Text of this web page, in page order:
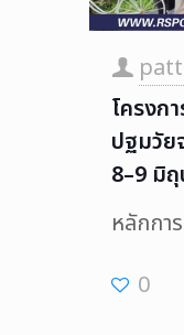
โครงก
ปฐมวัย
8–9 มิ
หลักกา
0